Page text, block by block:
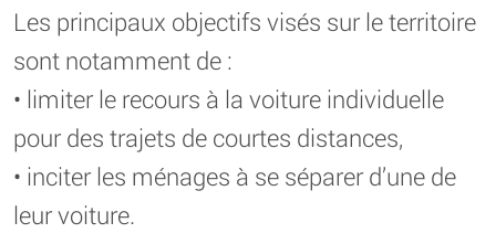
Les principaux objectifs visés sur le territoire
sont notamment de :
• limiter le recours à la voiture individuelle
pour des trajets de courtes distances,
• inciter les ménages à se séparer d’une de
leur voiture.